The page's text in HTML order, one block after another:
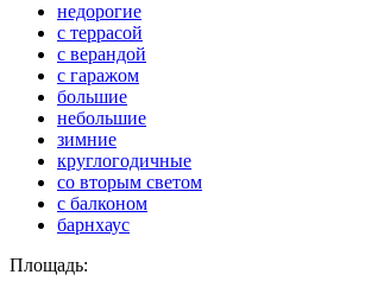
недорогие
с террасой
с верандой
с гаражом
большие
небольшие
зимние
круглогодичные
со вторым светом
с балконом
барнхаус
Площадь: